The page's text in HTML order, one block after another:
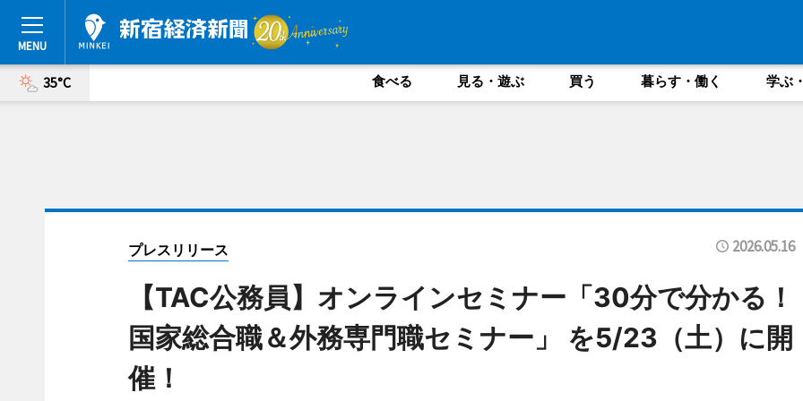
35°C 食べる 見る・遊ぶ 買う 暮らす・働く 学ぶ
プレスリリース 2026.05.16
【TAC公務員】オンラインセミナー「30分で分かる！
国家総合職＆外務専門職セミナー」 を5/23（土）に開
催！